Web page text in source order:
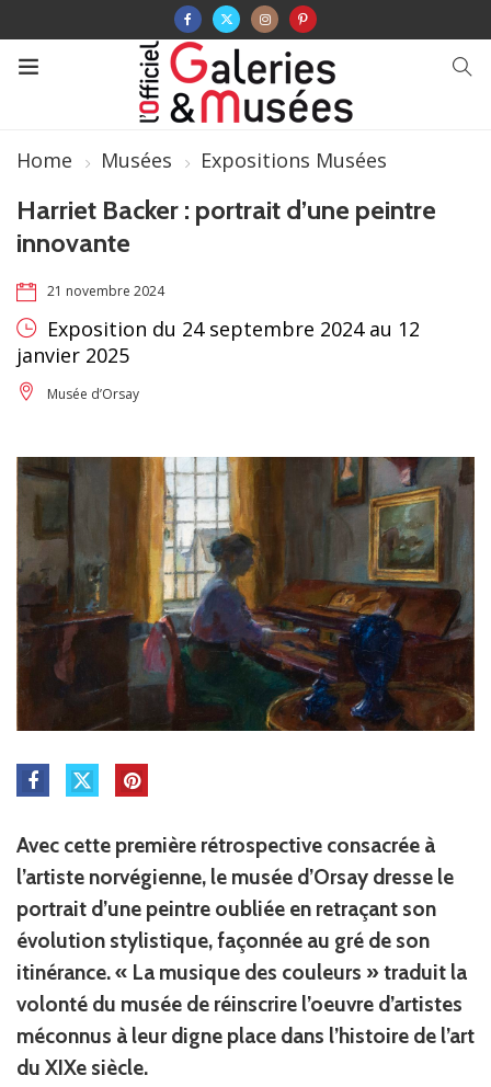
Home Musées Expositions Musées
Harriet Backer : portrait d’une peintre
innovante
21 novembre 2024
Exposition du 24 septembre 2024 au 12
janvier 2025
Musée d’Orsay
Avec cette première rétrospective consacrée à
l’artiste norvégienne, le musée d’Orsay dresse le
portrait d’une peintre oubliée en retraçant son
évolution stylistique, façonnée au gré de son
itinérance. « La musique des couleurs » traduit la
volonté du musée de réinscrire l’oeuvre d’artistes
méconnus à leur digne place dans l’histoire de l’art
du XIXe siècle.